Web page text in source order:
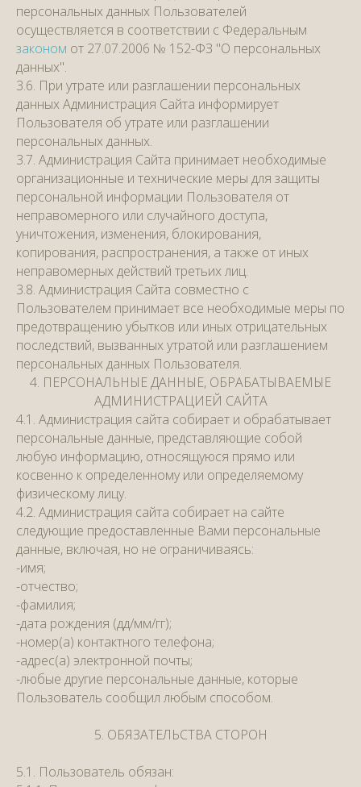
персональных данных Пользователей
осуществляется в соответствии с Федеральным
законом от 27.07.2006 № 152-ФЗ "О персональных
данных".
3.6. При утрате или разглашении персональных
данных Администрация Сайта информирует
Пользователя об утрате или разглашении
персональных данных.
3.7. Администрация Сайта принимает необходимые
организационные и технические меры для защиты
персональной информации Пользователя от
неправомерного или случайного доступа,
уничтожения, изменения, блокирования,
копирования, распространения, а также от иных
неправомерных действий третьих лиц.
3.8. Администрация Сайта совместно с
Пользователем принимает все необходимые меры по
предотвращению убытков или иных отрицательных
последствий, вызванных утратой или разглашением
персональных данных Пользователя.
4. ПЕРСОНАЛЬНЫЕ ДАННЫЕ, ОБРАБАТЫВАЕМЫЕ
АДМИНИСТРАЦИЕЙ САЙТА
4.1. Администрация сайта собирает и обрабатывает
персональные данные, представляющие собой
любую информацию, относящуюся прямо или
косвенно к определенному или определяемому
физическому лицу.
4.2. Администрация сайта собирает на сайте
следующие предоставленные Вами персональные
данные, включая, но не ограничиваясь:
-имя;
-отчество;
-фамилия;
-дата рождения (дд/мм/гг);
-номер(а) контактного телефона;
-адрес(а) электронной почты;
-любые другие персональные данные, которые
Пользователь сообщил любым способом.
5. ОБЯЗАТЕЛЬСТВА СТОРОН
5.1. Пользователь обязан: